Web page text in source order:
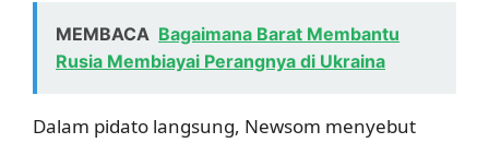
MEMBACA Bagaimana Barat Membantu
Rusia Membiayai Perangnya di Ukraina
Dalam pidato langsung, Newsom menyebut